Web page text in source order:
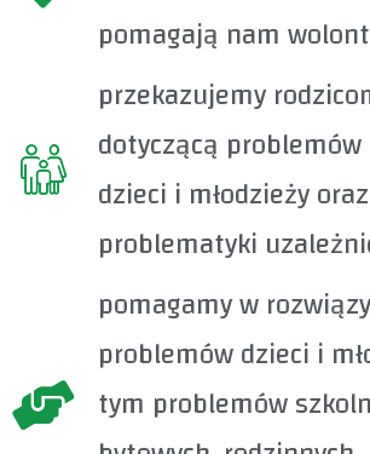
pomagają nam
przekazujemy
dotyczącą
dzieci i młodzieży oraz
problematyki
pomagamy w
problemów dzieci i
tym problemów